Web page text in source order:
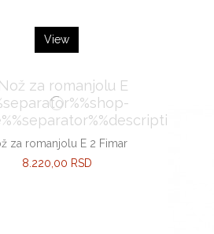
View
za romanjolu E 2 Fimar
8.220,00 RSD